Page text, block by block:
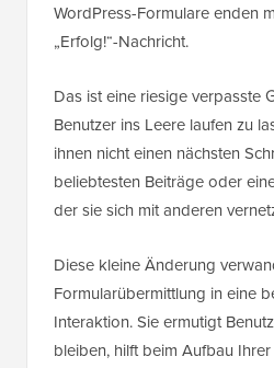
WordPress-Formulare enden
„Erfolg!“-Nachricht.
Das ist eine riesige verpasste
Benutzer ins Leere laufen zu
ihnen nicht einen nächsten
beliebtesten Beiträge oder
der sie sich mit anderen
Diese kleine Änderung
Formularübermittlung in eine
Interaktion. Sie ermutigt
bleiben, hilft beim Aufbau